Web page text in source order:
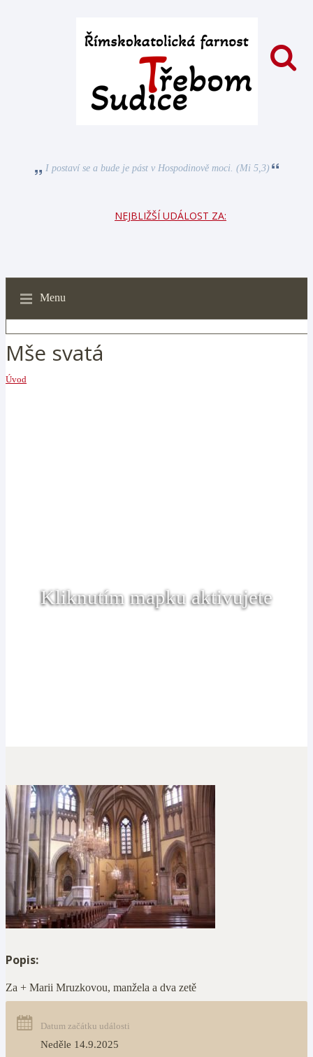
I postaví se a bude je pást v Hospodinově moci. (Mi 5,3)
NEJBLIŽŠÍ UDÁLOST ZA:
Menu
Mše svatá
Úvod
Kliknutím mapku aktivujete
Popis:
Za + Marii Mruzkovou, manžela a dva zetě
Datum začátku události
Neděle 14.9.2025